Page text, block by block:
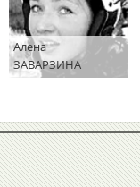
Алена
ЗАВАРЗИНА